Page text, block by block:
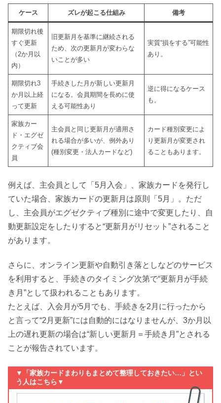
ケース ズレが起こる仕組み 備考
期限切れ後
すぐ更新
（2か月以
内）
旧更新月を基準に継続される
ため、次の更新月が変わらな
いことが多い
実質“損をする”可能性
あり。
期限切れ3
か月以上経
って更新
手続きした月が新しい更新月
になる。会員期間を長めに使
える可能性あり
逆に得になるケース
も。
家族カー
ド・エグゼ
クティブ会
員
主会員と同じ更新月が適用さ
れる場合が多いが、例外あり
(種別変更・法人カードなど)
カード種別変更によ
り更新月が変更され
ることもあります。
例えば、主会員として「5月入会」、家族カードを発行し
ていた場合、家族カードの更新月は原則「5月」。ただ
し、主会員がエグゼクティブ種別に途中で変更したり、自
動更新設定をしたりすると“更新月がリセット”されること
があります。
さらに、オンライン更新や自動引き落としなどのサービス
を利用すると、手続きのタイミング次第で“更新月が手続
き月”として扱われることもあります。
たとえば、入会月が5月でも、手続きを2月に行ったから
と言って“2月更新”には自動的にはなりませんが、3か月以
上の遅れ更新の場合は“新しい更新月＝手続き月”とされる
ことが報告されています。
▼「家族カードまわりもまとめて整理しておきたい…」とい
う人はこちら▼